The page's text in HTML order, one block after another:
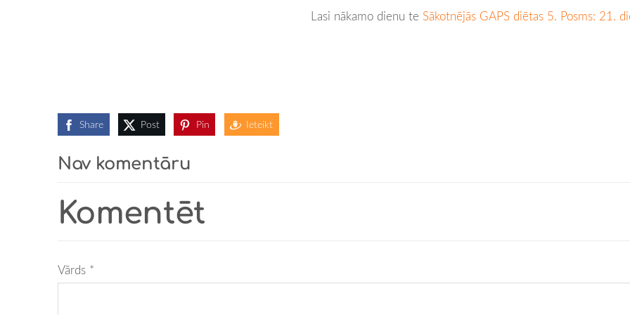
Lasi nākamo dienu te Sākotnējās GAPS diētas 5. Posms: 21.
Share Post Pin Ieteikt
Nav komentāru
Komentēt
Vārds *